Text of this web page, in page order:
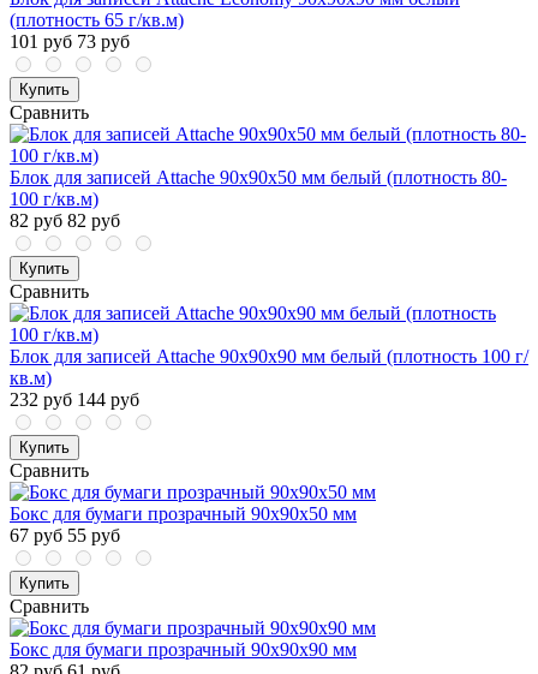
(плотность 65 г/кв.м)
101 руб 73 руб
Купить
Сравнить
Блок для записей Attache 90x90x50 мм белый (плотность 80-
100 г/кв.м)
82 руб 82 руб
Купить
Сравнить
Блок для записей Attache 90x90x90 мм белый (плотность 100 г/
кв.м)
232 руб 144 руб
Купить
Сравнить
Бокс для бумаги прозрачный 90х90х50 мм
67 руб 55 руб
Купить
Сравнить
Бокс для бумаги прозрачный 90х90х90 мм